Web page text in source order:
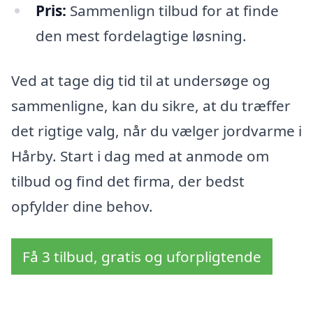
Pris: Sammenlign tilbud for at finde
den mest fordelagtige løsning.
Ved at tage dig tid til at undersøge og
sammenligne, kan du sikre, at du træffer
det rigtige valg, når du vælger jordvarme i
Hårby. Start i dag med at anmode om
tilbud og find det firma, der bedst
opfylder dine behov.
Få 3 tilbud, gratis og uforpligtende